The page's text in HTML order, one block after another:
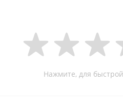
Нажмите, для